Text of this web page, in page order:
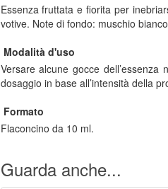
Essenza fruttata e fiorita per
votive. Note di fondo: muschio
Modalità d'uso
Versare alcune gocce
dosaggio in base all’intensità della
Formato
Flaconcino da 10 ml.
Guarda anche...